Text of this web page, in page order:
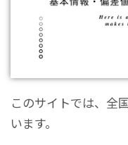
このサイトでは、全
います。